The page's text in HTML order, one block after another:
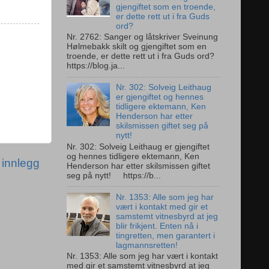
gjengiftet som en troende,
er dette rett ut i fra Guds
ord?
Nr. 2762: Sanger og låtskriver Sveinung
Hølmebakk skilt og gjengiftet som en
troende, er dette rett ut i fra Guds ord?
https://blog.ja...
Nr. 302: Solveig Leithaug
er gjengiftet og hennes
tidligere ektemann, Ken
Henderson har etter
skilsmissen giftet seg på
nytt!
Nr. 302: Solveig Leithaug er gjengiftet
og hennes tidligere ektemann, Ken
Henderson har etter skilsmissen giftet
seg på nytt! https://b...
Nr. 1353: Alle som jeg har
vært i kontakt med gir et
samstemt vitnesbyrd at jeg
blir frikjent. Enten nå i
tingretten, men garantert i
lagmannsretten!
Nr. 1353: Alle som jeg har vært i kontakt
med gir et samstemt vitnesbyrd at jeg